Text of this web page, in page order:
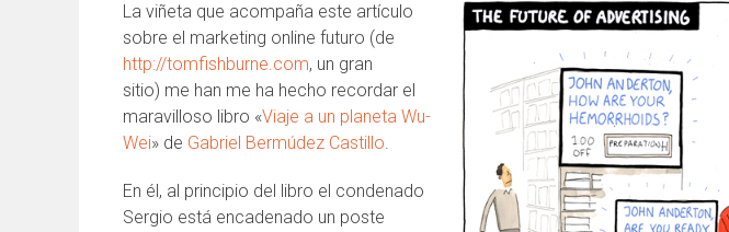
La viñeta que acompaña este artículo
sobre el marketing online futuro (de
http://tomfishburne.com, un gran
sitio) me han me ha hecho recordar el
maravilloso libro «Viaje a un planeta Wu-
Wei» de Gabriel Bermúdez Castillo.
En él, al principio del libro el condenado
Sergio está encadenado un poste